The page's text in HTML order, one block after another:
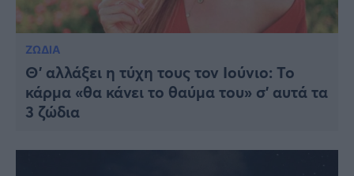
ΖΩΔΙΑ
Θ’ αλλάξει η τύχη τους τον Ιούνιο: Το
κάρμα «θα κάνει το θαύμα του» σ’ αυτά τα
3 ζώδια